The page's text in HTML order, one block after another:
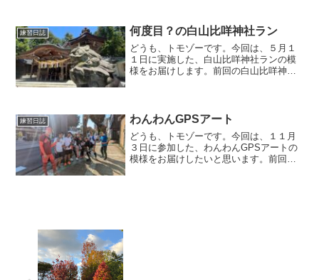
は、コースを逆走し残り５キロ地点の方
へ向かいました。...
練習日誌 何度目？の白山比咩神社ラン
どうも、トモゾーです。今回は、５月１
１日に実施した、白山比咩神社ランの模
様をお届けします。前回の白山比咩神社
咩神社となりました。今年...
練習日誌 わんわんGPSアート
どうも、トモゾーです。今回は、１１月
３日に参加した、わんわんGPSアートの
模様をお届けしたいと思います。前回、